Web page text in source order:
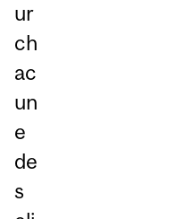
ur
ch
ac
un
e
de
s